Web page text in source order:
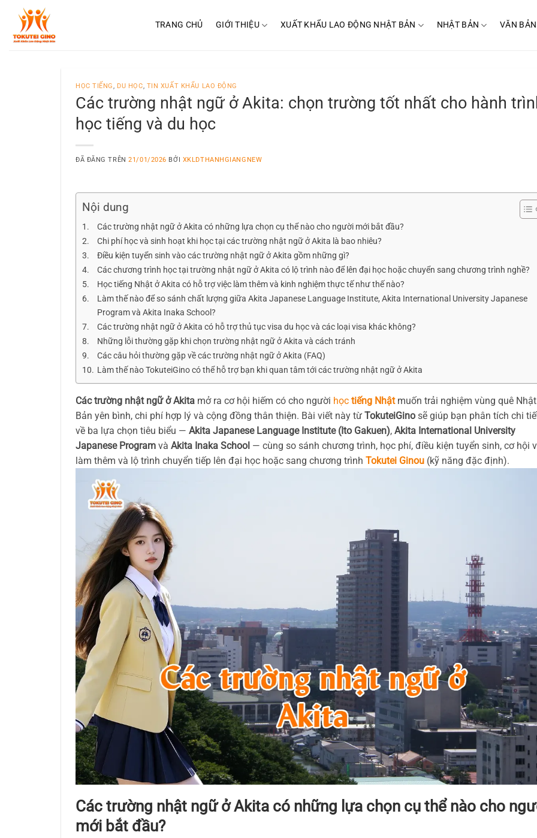
Chuyển
TRANG CHỦ GIỚI THIỆU XUẤT KHẨU LAO ĐỘNG NHẬT BẢN NHẬT BẢN VĂN BẢN
HỌC TIẾNG, DU HỌC, TIN XUẤT KHẨU LAO ĐỘNG
Các trường nhật ngữ ở Akita: chọn trường tốt nhất cho hành
học tiếng và du học
ĐÃ ĐĂNG TRÊN21/01/2026 BỞI XKLDTHANHGIANGNEW
Nội dung
Các trường nhật ngữ ở Akita có những lựa chọn cụ thể nào cho người mới bắt đầu?
Chi phí học và sinh hoạt khi học tại các trường nhật ngữ ở Akita là bao nhiêu?
Điều kiện tuyển sinh vào các trường nhật ngữ ở Akita gồm những gì?
Các chương trình học tại trường nhật ngữ ở Akita có lộ trình nào để lên đại học hoặc chuyển sang chương trình nghề?
Học tiếng Nhật ở Akita có hỗ trợ việc làm thêm và kinh nghiệm thực tế như thế nào?
Làm thế nào để so sánh chất lượng giữa Akita Japanese Language Institute, Akita International University Japanese
Program và Akita Inaka School?
Các trường nhật ngữ ở Akita có hỗ trợ thủ tục visa du học và các loại visa khác không?
Những lỗi thường gặp khi chọn trường nhật ngữ ở Akita và cách tránh
Các câu hỏi thường gặp về các trường nhật ngữ ở Akita (FAQ)
Làm thế nào TokuteiGino có thể hỗ trợ bạn khi quan tâm tới các trường nhật ngữ ở Akita
Các trường nhật ngữ ở Akita mở ra cơ hội hiếm có cho người học tiếng Nhậtmuốn trải nghiệm vùng quê Nhật
Bản yên bình, chi phí hợp lý và cộng đồng thân thiện. Bài viết này từ TokuteiGino sẽ giúp bạn phân tích chi
về ba lựa chọn tiêu biểu — Akita Japanese Language Institute (Ito Gakuen), Akita International University
Japanese Program và Akita Inaka School — cùng so sánh chương trình, học phí, điều kiện tuyển sinh, cơ hội
làm thêm và lộ trình chuyển tiếp lên đại học hoặc sang chương trình Tokutei Ginou (kỹ năng đặc định).
Các trường nhật ngữ ở Akita có những lựa chọn cụ thể nào cho
mới bắt đầu?